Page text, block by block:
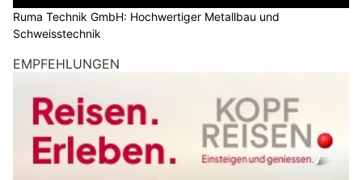
Ruma Technik GmbH: Hochwertiger Metallbau und
Schweisstechnik
EMPFEHLUNGEN